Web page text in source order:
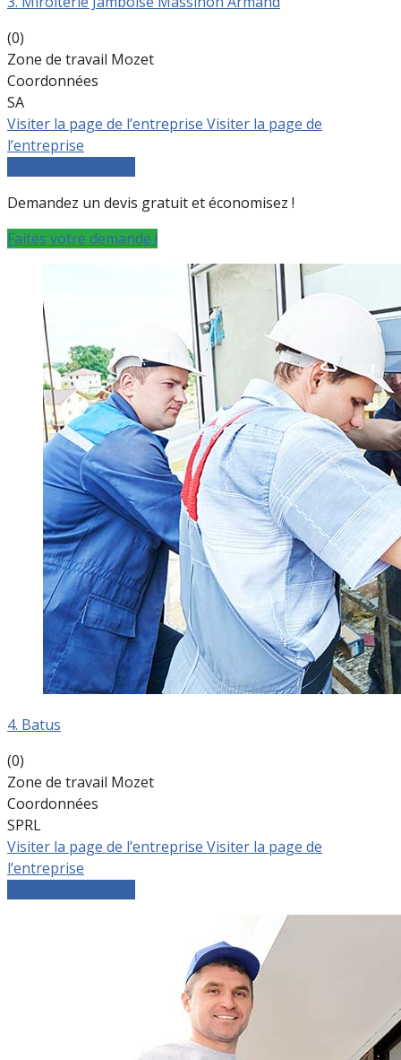
(0)
Zone de travail Mozet
Coordonnées
SA
Visiter la page de l’entreprise Visiter la page de
l’entreprise
Demandez un devis gratuit et économisez !
Faites votre demande !
4. Batus
(0)
Zone de travail Mozet
Coordonnées
SPRL
Visiter la page de l’entreprise Visiter la page de
l’entreprise